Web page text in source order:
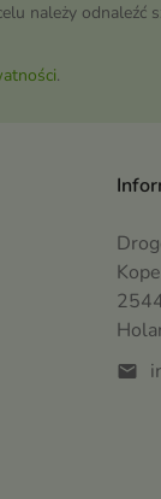
należy odnaleźć
.
mail